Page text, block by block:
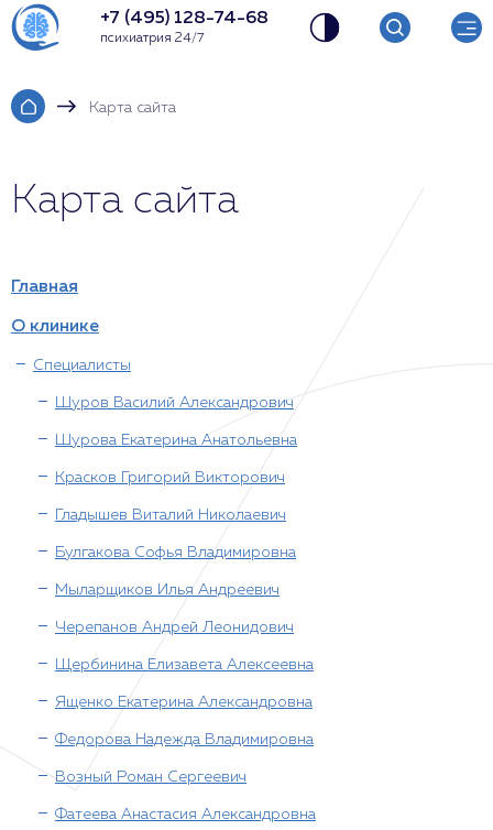
+7 (495) 128-74-68
психиатрия 24/7
Карта сайта
Карта сайта
Главная
О клинике
Специалисты
Шуров Василий Александрович
Шурова Екатерина Анатольевна
Красков Григорий Викторович
Гладышев Виталий Николаевич
Булгакова Софья Владимировна
Мыларщиков Илья Андреевич
Черепанов Андрей Леонидович
Щербинина Елизавета Алексеевна
Ященко Екатерина Александровна
Федорова Надежда Владимировна
Возный Роман Сергеевич
Фатеева Анастасия Александровна